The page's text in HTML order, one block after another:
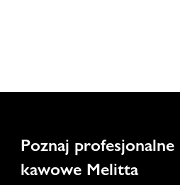
Poznaj
kawowe Melitta